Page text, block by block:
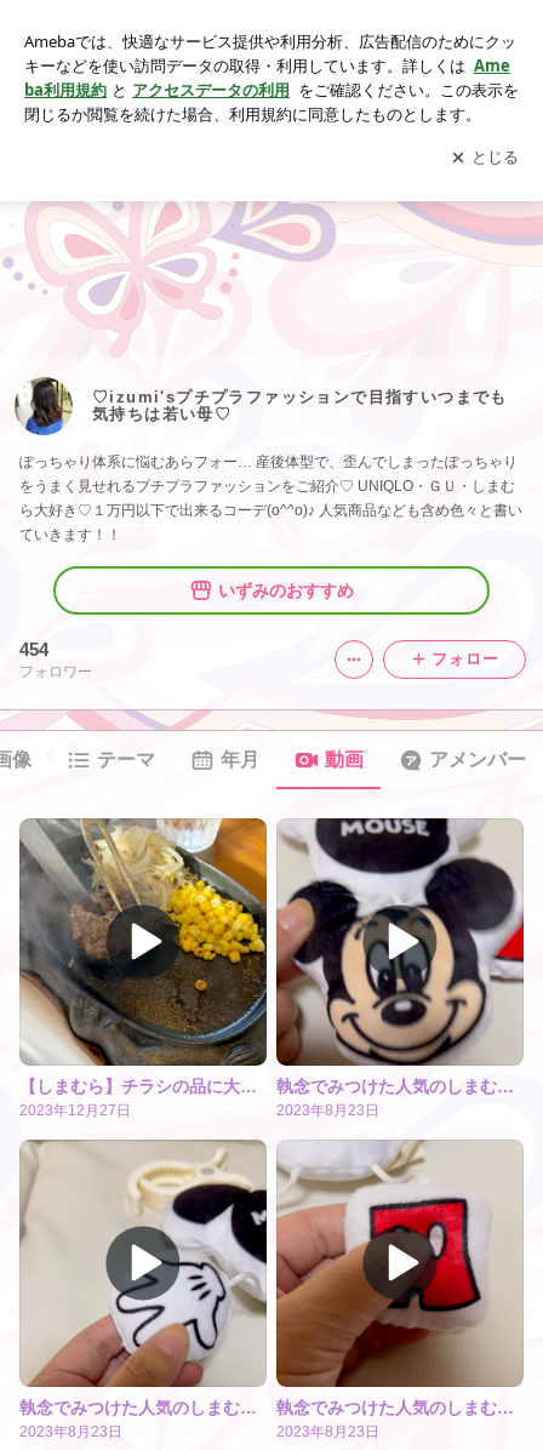
も気持ちは若い母♡
アプリをダウンロードして ブログの更新通知
を受け取りまし
ょう。
開く
♡izumi'sプチプラファッションで目指すいつまでも
気持ちは若い母♡
ぽっちゃり体系に悩むあらフォー… 産後体型で、歪んでしまったぽっちゃり
をうまく見せれるプチプラファッションをご紹介♡ UNIQLO・ＧＵ・しまむ
ら大好き♡１万円以下で出来るコーデ(o^^o)♪ 人気商品なども含め色々と書い
ていきます！！
いずみのおすすめ
454
フォロワー
フォロー
像 テーマ 年月 動画 アメンバー
【しまむら】チラシの品に大興奮してゲットしたもの
2023年12月27日
執念でみつけた人気のしまむらベビーカーグッズ
2023年8月23日
執念でみつけた人気のしまむらベビーカーグッズ
2023年8月23日
執念でみつけた人気のしまむらベビーカーグッズ
2023年8月23日